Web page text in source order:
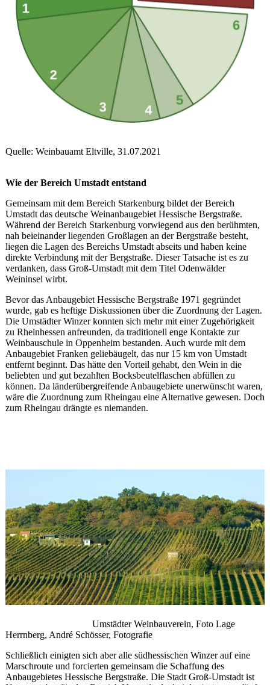
Quelle: Weinbauamt Eltville, 31.07.2021
Wie der Bereich Umstadt entstand
Gemeinsam mit dem Bereich Starkenburg bildet der Bereich
Umstadt das deutsche Weinanbaugebiet Hessische Bergstraße.
Während der Bereich Starkenburg vorwiegend aus den berühmten,
nah beieinander liegenden Großlagen an der Bergstraße besteht,
liegen die Lagen des Bereichs Umstadt abseits und haben keine
direkte Verbindung mit der Bergstraße. Dieser Tatsache ist es zu
verdanken, dass Groß-Umstadt mit dem Titel Odenwälder
Weininsel wirbt.
Bevor das Anbaugebiet Hessische Bergstraße 1971 gegründet
wurde, gab es heftige Diskussionen über die Zuordnung der Lagen.
Die Umstädter Winzer konnten sich mehr mit einer Zugehörigkeit
zu Rheinhessen anfreunden, da traditionell enge Kontakte zur
Weinbauschule in Oppenheim bestanden. Auch wurde mit dem
Anbaugebiet Franken geliebäugelt, das nur 15 km von Umstadt
entfernt beginnt. Das hätte den Vorteil gehabt, den Wein in die
beliebten und gut bezahlten Bocksbeutelflaschen abfüllen zu
können. Da länderübergreifende Anbaugebiete unerwünscht waren,
wäre die Zuordnung zum Rheingau eine Alternative gewesen. Doch
zum Rheingau drängte es niemanden.
Umstädter Weinbauverein, Foto Lage
Herrnberg, André Schösser, Fotografie
Schließlich einigten sich aber alle südhessischen Winzer auf eine
Marschroute und forcierten gemeinsam die Schaffung des
Anbaugebietes Hessische Bergstraße. Die Stadt Groß-Umstadt ist